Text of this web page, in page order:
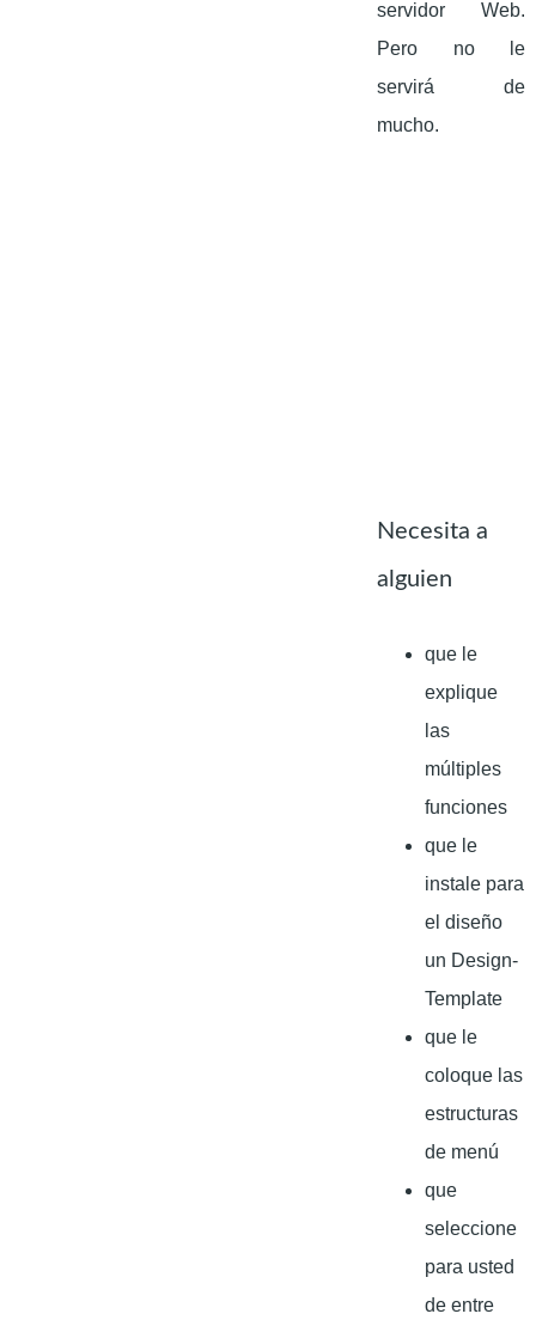
servidor Web.
Pero no le
servirá de
mucho.
Necesita a
alguien
que le
explique
las
múltiples
funciones
que le
instale para
el diseño
un Design-
Template
que le
coloque las
estructuras
de menú
que
seleccione
para usted
de entre